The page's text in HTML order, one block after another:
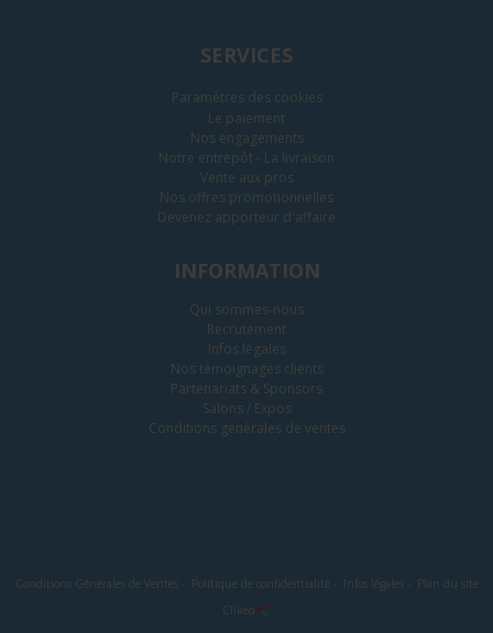
SERVICES
Paramètres des cookies
Le paiement
Nos engagements
Notre entrepôt - La livraison
Vente aux pros
Nos offres promotionnelles
Devenez apporteur d'affaire
INFORMATION
Qui sommes-nous
Recrutement
Infos légales
Nos témoignages clients
Partenariats & Sponsors
Salons / Expos
Conditions générales de ventes
Conditions Générales de Ventes- Politique de confidentialité - Infos légales- Plan du site
Clikeo